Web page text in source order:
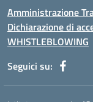
Amministrazione
Dichiarazione di
WHISTLEBLOWING
Seguici su: